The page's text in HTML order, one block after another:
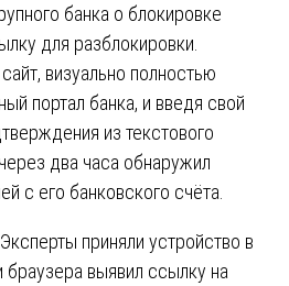
банка о блокировке
для разблокировки.
визуально полностью
портал банка, и введя свой
из текстового
два часа обнаружил
с его банковского счёта.
Эксперты приняли устройство в
браузера выявил ссылку на